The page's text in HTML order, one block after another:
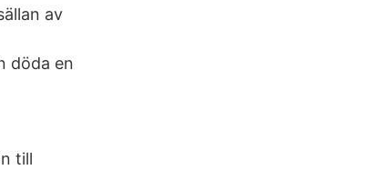
av
döda en
till